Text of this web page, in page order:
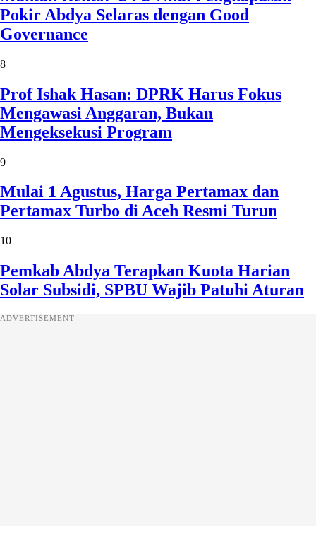
Pokir Abdya Selaras dengan Good
Governance
8
Prof Ishak Hasan: DPRK Harus Fokus
Mengawasi Anggaran, Bukan
Mengeksekusi Program
9
Mulai 1 Agustus, Harga Pertamax dan
Pertamax Turbo di Aceh Resmi Turun
10
Pemkab Abdya Terapkan Kuota Harian
Solar Subsidi, SPBU Wajib Patuhi Aturan
ADVERTISEMENT